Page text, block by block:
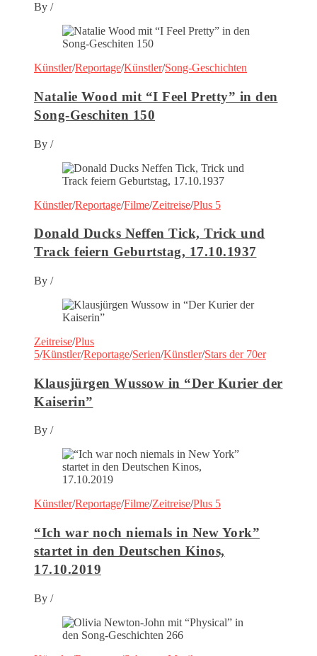
By /
Künstler/Reportage/Künstler/Song-Geschichten
Natalie Wood mit “I Feel Pretty” in den
Song-Geschiten 150
By /
Künstler/Reportage/Filme/Zeitreise/Plus 5
Donald Ducks Neffen Tick, Trick und
Track feiern Geburtstag, 17.10.1937
By /
Zeitreise/Plus
5/Künstler/Reportage/Serien/Künstler/Stars der 70er
Klausjürgen Wussow in “Der Kurier der
Kaiserin”
By /
Künstler/Reportage/Filme/Zeitreise/Plus 5
“Ich war noch niemals in New York”
startet in den Deutschen Kinos,
17.10.2019
By /